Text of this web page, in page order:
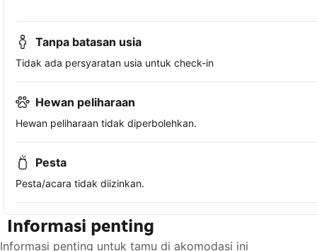
Tanpa batasan usia
Tidak ada persyaratan usia untuk check-in
Hewan peliharaan
Hewan peliharaan tidak diperbolehkan.
Pesta
Pesta/acara tidak diizinkan.
Informasi penting
Informasi penting untuk tamu di akomodasi ini